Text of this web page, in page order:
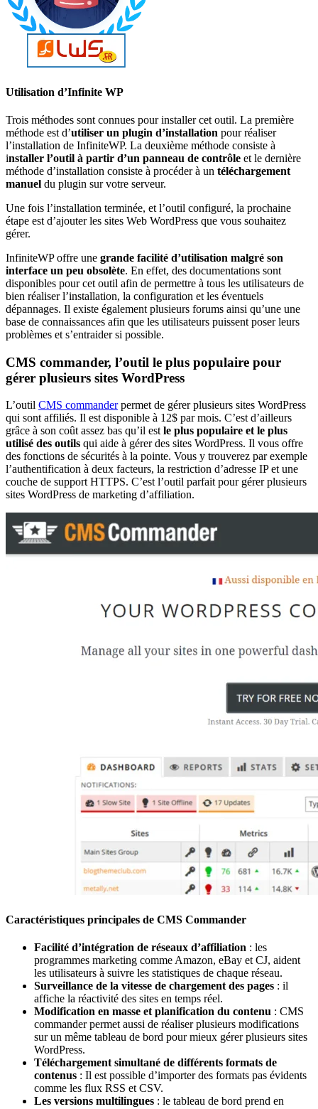
Utilisation d’Infinite WP
Trois méthodes sont connues pour installer cet outil. La première
méthode est d’utiliser un plugin d’installation pour réaliser
l’installation de InfiniteWP. La deuxième méthode consiste à
installer l’outil à partir d’un panneau de contrôle et le dernière
méthode d’installation consiste à procéder à un téléchargement
manuel du plugin sur votre serveur.
Une fois l’installation terminée, et l’outil configuré, la prochaine
étape est d’ajouter les sites Web WordPress que vous souhaitez
gérer.
InfiniteWP offre une grande facilité d’utilisation malgré son
interface un peu obsolète. En effet, des documentations sont
disponibles pour cet outil afin de permettre à tous les utilisateurs de
bien réaliser l’installation, la configuration et les éventuels
dépannages. Il existe également plusieurs forums ainsi qu’une une
base de connaissances afin que les utilisateurs puissent poser leurs
problèmes et s’entraider si possible.
CMS commander, l’outil le plus populaire pour
gérer plusieurs sites WordPress
L’outil CMS commanderpermet de gérer plusieurs sites WordPress
qui sont affiliés. Il est disponible à 12$ par mois. C’est d’ailleurs
grâce à son coût assez bas qu’il est le plus populaire et le plus
utilisé des outils qui aide à gérer des sites WordPress. Il vous offre
des fonctions de sécurités à la pointe. Vous y trouverez par exemple
l’authentification à deux facteurs, la restriction d’adresse IP et une
couche de support HTTPS. C’est l’outil parfait pour gérer plusieurs
sites WordPress de marketing d’affiliation.
Caractéristiques principales de CMS Commander
Facilité d’intégration de réseaux d’affiliation : les
programmes marketing comme Amazon, eBay et CJ, aident
les utilisateurs à suivre les statistiques de chaque réseau.
Surveillance de la vitesse de chargement des pages : il
affiche la réactivité des sites en temps réel.
Modification en masse et planification du contenu : CMS
commander permet aussi de réaliser plusieurs modifications
sur un même tableau de bord pour mieux gérer plusieurs sites
WordPress.
Téléchargement simultané de différents formats de
contenus : Il est possible d’importer des formats pas évidents
comme les flux RSS et CSV.
Les versions multilingues : le tableau de bord prend en